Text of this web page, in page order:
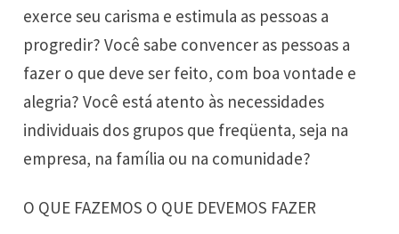
exerce seu carisma e estimula as pessoas a
progredir? Você sabe convencer as pessoas a
fazer o que deve ser feito, com boa vontade e
alegria? Você está atento às necessidades
individuais dos grupos que freqüenta, seja na
empresa, na família ou na comunidade?
O QUE FAZEMOS O QUE DEVEMOS FAZER